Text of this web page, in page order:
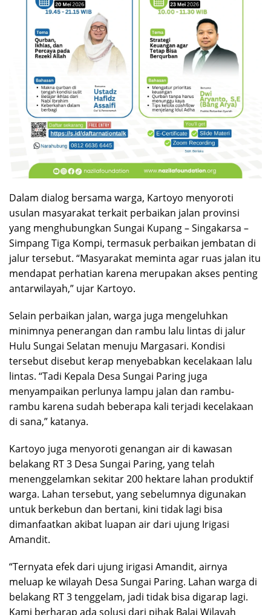
Dalam dialog bersama warga, Kartoyo menyoroti
usulan masyarakat terkait perbaikan jalan provinsi
yang menghubungkan Sungai Kupang – Singakarsa –
Simpang Tiga Kompi, termasuk perbaikan jembatan di
jalur tersebut. “Masyarakat meminta agar ruas jalan itu
mendapat perhatian karena merupakan akses penting
antarwilayah,” ujar Kartoyo.
Selain perbaikan jalan, warga juga mengeluhkan
minimnya penerangan dan rambu lalu lintas di jalur
Hulu Sungai Selatan menuju Margasari. Kondisi
tersebut disebut kerap menyebabkan kecelakaan lalu
lintas. “Tadi Kepala Desa Sungai Paring juga
menyampaikan perlunya lampu jalan dan rambu-
rambu karena sudah beberapa kali terjadi kecelakaan
di sana,” katanya.
Kartoyo juga menyoroti genangan air di kawasan
belakang RT 3 Desa Sungai Paring, yang telah
menenggelamkan sekitar 200 hektare lahan produktif
warga. Lahan tersebut, yang sebelumnya digunakan
untuk berkebun dan bertani, kini tidak lagi bisa
dimanfaatkan akibat luapan air dari ujung Irigasi
Amandit.
“Ternyata efek dari ujung irigasi Amandit, airnya
meluap ke wilayah Desa Sungai Paring. Lahan warga di
belakang RT 3 tenggelam, jadi tidak bisa digarap lagi.
Kami berharap ada solusi dari pihak Balai Wilayah